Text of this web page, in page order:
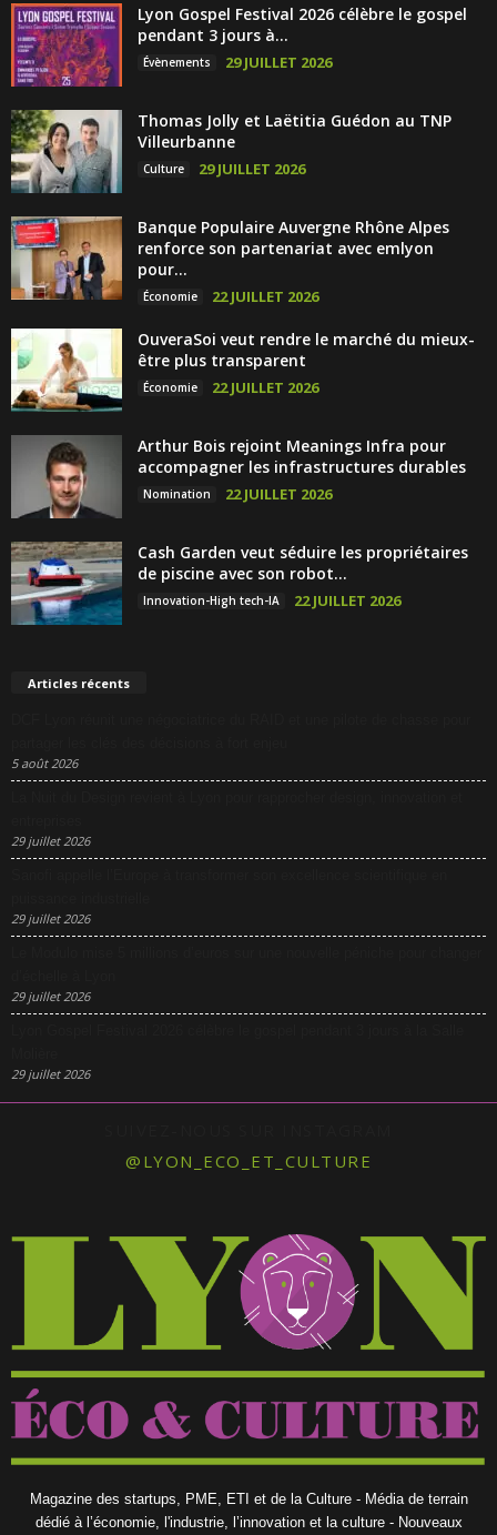
Lyon Gospel Festival 2026 célèbre le gospel
pendant 3 jours à...
Évènements 29 JUILLET 2026
Thomas Jolly et Laëtitia Guédon au TNP
Villeurbanne
Culture 29 JUILLET 2026
Banque Populaire Auvergne Rhône Alpes
renforce son partenariat avec emlyon
pour...
Économie 22 JUILLET 2026
OuveraSoi veut rendre le marché du mieux-
être plus transparent
Économie 22 JUILLET 2026
Arthur Bois rejoint Meanings Infra pour
accompagner les infrastructures durables
Nomination 22 JUILLET 2026
Cash Garden veut séduire les propriétaires
de piscine avec son robot...
Innovation-High tech-IA 22 JUILLET 2026
Articles récents
5 août 2026
29 juillet 2026
29 juillet 2026
29 juillet 2026
29 juillet 2026
@LYON_ECO_ET_CULTURE
Magazine des startups, PME, ETI et de la Culture - Média de terrain
dédié à l’économie, l'industrie, l’innovation et la culture - Nouveaux